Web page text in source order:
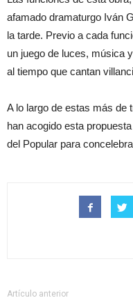
afamado dramaturgo Iván
la tarde. Previo a cada
un juego de luces, música
al tiempo que cantan
A lo largo de estas más de
han acogido esta
del Popular para
Artículo anterior